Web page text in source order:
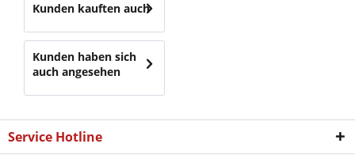
Kunden kauften auch
Kunden haben sich
auch angesehen
Service Hotline